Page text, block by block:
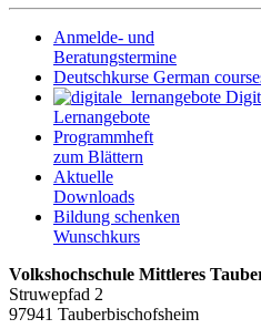
Anmelde- und
Beratungstermine
Deutschkurse German
Lernangebote
Programmheft
zum Blättern
Aktuelle
Downloads
Bildung schenken
Wunschkurs
Volkshochschule Mittleres
Struwepfad 2
97941 Tauberbischofsheim